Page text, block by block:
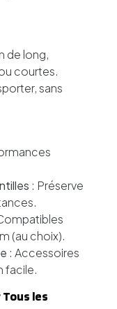
de long,
courtes.
sans
: Préserve
(au choix).
: Accessoires
facile.
les